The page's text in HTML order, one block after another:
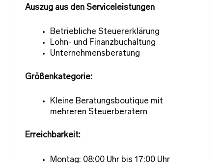
Auszug aus den Serviceleistungen
Betriebliche Steuererklärung
Lohn- und Finanzbuchaltung
Unternehmensberatung
Größenkategorie:
Kleine Beratungsboutique mit
mehreren Steuerberatern
Erreichbarkeit:
Montag: 08:00 Uhr bis 17:00 Uhr